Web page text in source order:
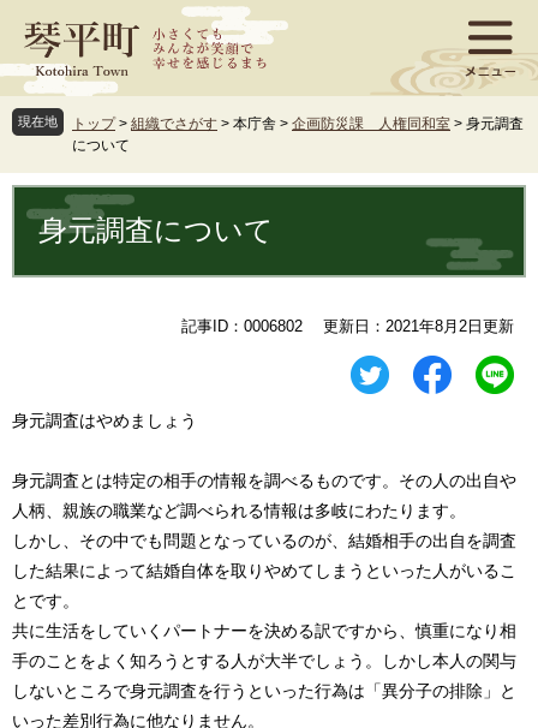
ジ
先
頭
す
ュ
を
飛
し
現在地 トップ > 組織でさがす > 本庁舎 > 企画防災課 人権同和室 > 身元調査
について
文 身元調査について
記事ID：0006802 更新日：2021年8月2日更新
身元調査はやめましょう
身元調査とは特定の相手の情報を調べるものです。その人の出自や
人柄、親族の職業など調べられる情報は多岐にわたります。
しかし、その中でも問題となっているのが、結婚相手の出自を調査
した結果によって結婚自体を取りやめてしまうといった人がいるこ
とです。
共に生活をしていくパートナーを決める訳ですから、慎重になり相
手のことをよく知ろうとする人が大半でしょう。しかし本人の関与
しないところで身元調査を行うといった行為は「異分子の排除」と
いった差別行為に他なりません。